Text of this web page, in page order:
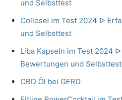
und Selbsttest
Collosel im Test 2024 ᐅ
und Selbsttest
Liba Kapseln im Test 2024
Bewertungen und Selbsttest
CBD Öl bei GERD